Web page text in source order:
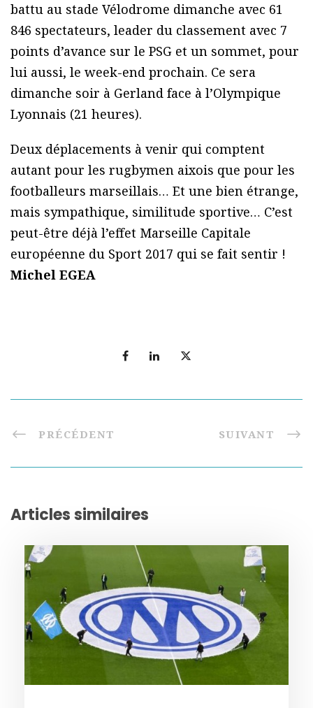
battu au stade Vélodrome dimanche avec 61
846 spectateurs, leader du classement avec 7
points d’avance sur le PSG et un sommet, pour
lui aussi, le week-end prochain. Ce sera
dimanche soir à Gerland face à l’Olympique
Lyonnais (21 heures).
Deux déplacements à venir qui comptent
autant pour les rugbymen aixois que pour les
footballeurs marseillais… Et une bien étrange,
mais sympathique, similitude sportive… C’est
peut-être déjà l’effet Marseille Capitale
européenne du Sport 2017 qui se fait sentir !
Michel EGEA
PRÉCÉDENT SUIVANT
Articles similaires